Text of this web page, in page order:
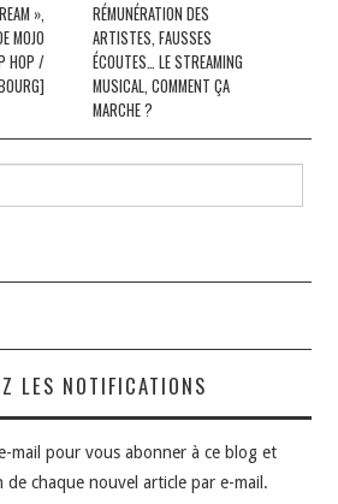
»,
MOJO
HOP /
RÉMUNÉRATION DES
ARTISTES, FAUSSES
ÉCOUTES… LE STREAMING
MUSICAL, COMMENT ÇA
MARCHE ?
LES NOTIFICATIONS
mail pour vous abonner à ce blog et
chaque nouvel article par e-mail.